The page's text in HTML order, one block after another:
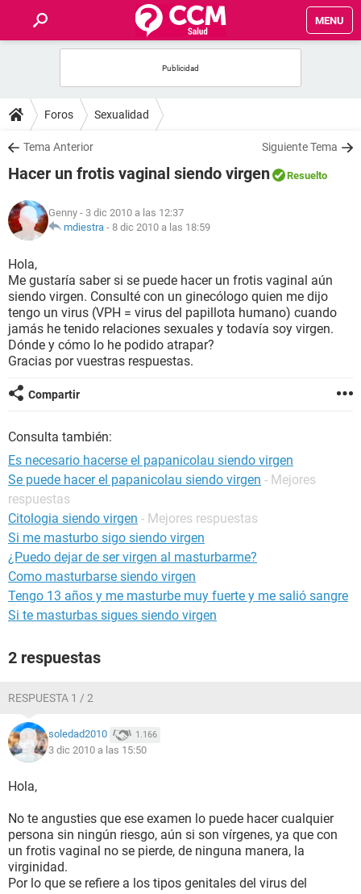
MENU
FOROS
SALUD
NUTRICIÓN
BIENESTAR
SEXUALIDAD
GLOSARIO
Foros Sexualidad
Tema Anterior Siguiente Tema
Hacer un frotis vaginal siendo virgen Resuelto
Genny - 3 dic 2010 a las 12:37
mdiestra - 8 dic 2010 a las 18:59
Hola,
Me gustaría saber si se puede hacer un frotis vaginal aún
siendo virgen. Consulté con un ginecólogo quien me dijo
tengo un virus (VPH = virus del papillota humano) cuando
jamás he tenido relaciones sexuales y todavía soy virgen.
Dónde y cómo lo he podido atrapar?
Gracias por vuestras respuestas.
Compartir
Consulta también:
Es necesario hacerse el papanicolau siendo virgen
Se puede hacer el papanicolau siendo virgen - Mejores
respuestas
Citologia siendo virgen - Mejores respuestas
Si me masturbo sigo siendo virgen
¿Puedo dejar de ser virgen al masturbarme?
Como masturbarse siendo virgen
Tengo 13 años y me masturbe muy fuerte y me salió sangre
Si te masturbas sigues siendo virgen
2 respuestas
RESPUESTA 1 / 2
soledad2010 1.166
3 dic 2010 a las 15:50
Hola,
No te angusties que ese examen lo puede hacer cualquier
persona sin ningún riesgo, aún si son vírgenes, ya que con
un frotis vaginal no se pierde, de ninguna manera, la
virginidad.
Por lo que se refiere a los tipos genitales del virus del